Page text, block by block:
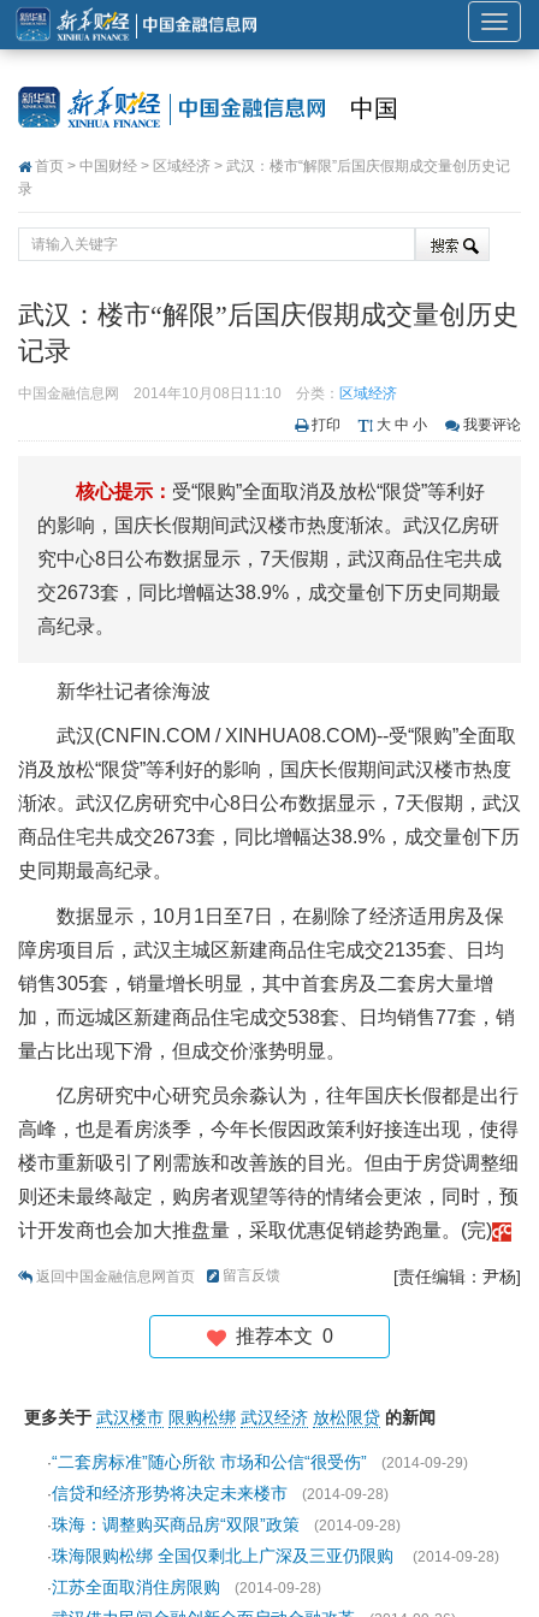
展
开
导
中国
首页 > 中国财经 > 区域经济 > 武汉：楼市“解限”后国庆假期成交量创历史记
录
武汉：楼市“解限”后国庆假期成交量创历史
记录
中国金融信息网 2014年10月08日11:10 分类： 区域经济
打印
大 中 小 我要评论
核心提示： 受“限购”全面取消及放松“限贷”等利好
的影响，国庆长假期间武汉楼市热度渐浓。武汉亿房研
究中心8日公布数据显示，7天假期，武汉商品住宅共成
交2673套，同比增幅达38.9%，成交量创下历史同期最
高纪录。
新华社记者徐海波
武汉(CNFIN.COM / XINHUA08.COM)--受“限购”全面取
消及放松“限贷”等利好的影响，国庆长假期间武汉楼市热度
渐浓。武汉亿房研究中心8日公布数据显示，7天假期，武汉
商品住宅共成交2673套，同比增幅达38.9%，成交量创下历
史同期最高纪录。
数据显示，10月1日至7日，在剔除了经济适用房及保
障房项目后，武汉主城区新建商品住宅成交2135套、日均
销售305套，销量增长明显，其中首套房及二套房大量增
加，而远城区新建商品住宅成交538套、日均销售77套，销
量占比出现下滑，但成交价涨势明显。
亿房研究中心研究员余淼认为，往年国庆长假都是出行
高峰，也是看房淡季，今年长假因政策利好接连出现，使得
楼市重新吸引了刚需族和改善族的目光。但由于房贷调整细
则还未最终敲定，购房者观望等待的情绪会更浓，同时，预
计开发商也会加大推盘量，采取优惠促销趁势跑量。(完)
返回中国金融信息网首页 留言反馈 [责任编辑：尹杨]
推荐本文 0
更多关于 武汉楼市 限购松绑 武汉经济 放松限贷 的新闻
·“二套房标准”随心所欲 市场和公信“很受伤”
(2014-09-29)
·信贷和经济形势将决定未来楼市
(2014-09-28)
·珠海：调整购买商品房“双限”政策
(2014-09-28)
·珠海限购松绑 全国仅剩北上广深及三亚仍限购
(2014-09-28)
·江苏全面取消住房限购
(2014-09-28)